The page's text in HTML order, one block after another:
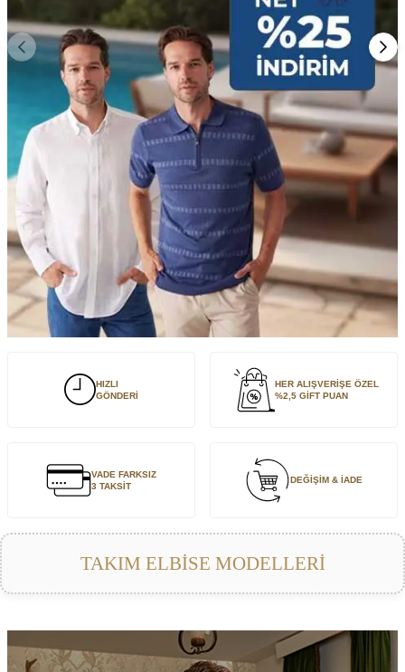
HIZLI
GÖNDERİ
HER ALIŞVERİŞE ÖZEL
%2,5 GİFT PUAN
VADE FARKSIZ
3 TAKSİT
DEĞİŞİM & İADE
TAKIM ELBİSE MODELLERİ